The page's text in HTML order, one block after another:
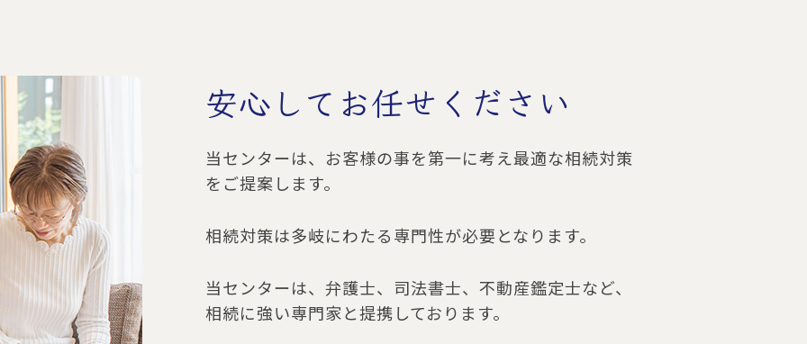
安心してお任せください
当センターは、お客様の事を第一に考え最適な相続対策
をご提案します。
相続対策は多岐にわたる専門性が必要となります。
当センターは、弁護士、司法書士、不動産鑑定士など、
相続に強い専門家と提携しております。